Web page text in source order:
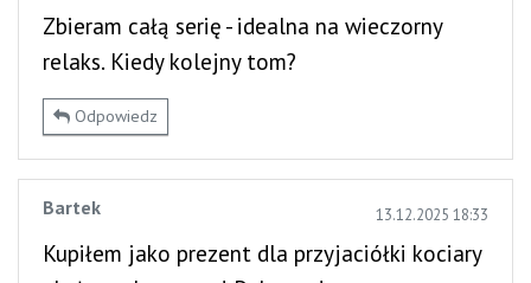
Zbieram całą serię - idealna na wieczorny
relaks. Kiedy kolejny tom?
Odpowiedz
Bartek 13.12.2025 18:33
Kupiłem jako prezent dla przyjaciółki kociary